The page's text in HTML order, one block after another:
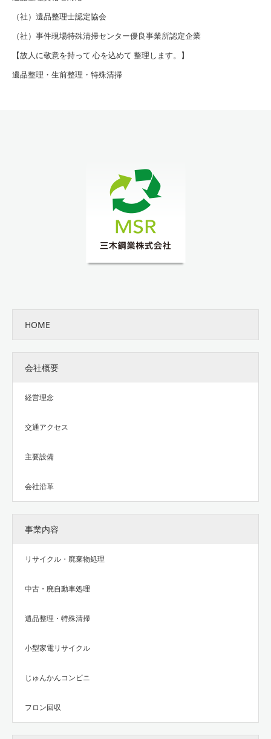
（社）遺品整理士認定協会
（社）事件現場特殊清掃センター優良事業所認定企業
【故人に敬意を持って 心を込めて 整理します。】
遺品整理・生前整理・特殊清掃
HOME
会社概要
経営理念
交通アクセス
主要設備
会社沿革
事業内容
リサイクル・廃棄物処理
中古・廃自動車処理
遺品整理・特殊清掃
小型家電リサイクル
じゅんかんコンビニ
フロン回収